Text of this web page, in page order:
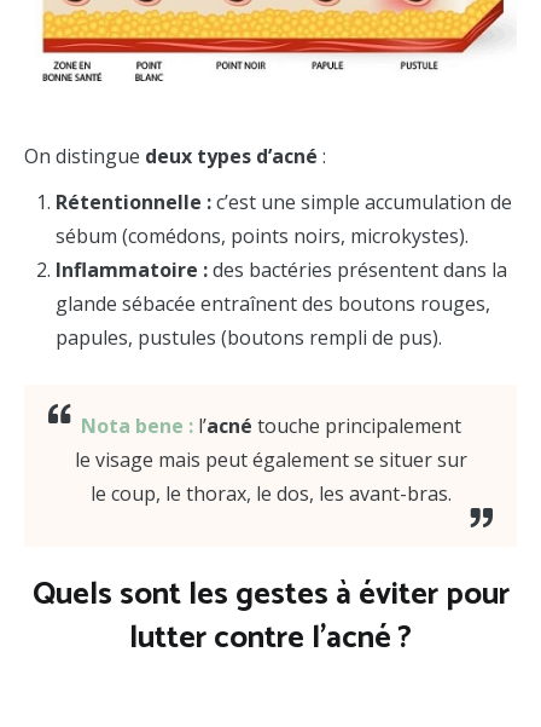
On distingue deux types d’acné :
Rétentionnelle :c’est une simple accumulation de
sébum (comédons, points noirs, microkystes).
Inflammatoire :des bactéries présentent dans la
glande sébacée entraînent des boutons rouges,
papules, pustules (boutons rempli de pus).
Nota bene :l’acné touche principalement
le visage mais peut également se situer sur
le coup, le thorax, le dos, les avant-bras.
Quels sont les gestes à éviter pour
lutter contre l’acné ?